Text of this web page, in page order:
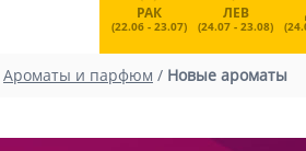
РАК
(22.06 - 23.07)
ЛЕВ
(24.07 - 23.08)
Ароматы и парфюм / Новые ароматы